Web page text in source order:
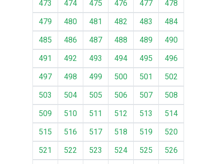
473
474 475 476 477
478
479
480 481 482 483
484
485
486 487 488 489
490
491
492 493 494 495
496
497
498 499 500 501
502
503
504 505 506 507
508
509
510 511 512 513
514
515
516 517 518 519
520
521
522 523 524 525
526